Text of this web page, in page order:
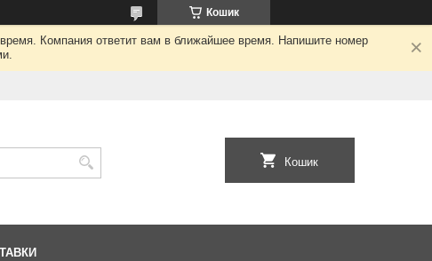
Кошик
Компания ответит вам в ближайшее время. Напишите номер
Кошик